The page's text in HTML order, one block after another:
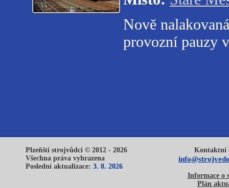
Nově
provozní pauzy
Plzeňští strojvůdci © 2012 - 2026
Všechna práva vyhrazena
Poslední aktualizace: 3. 8. 2026
Kontaktní
Informace o
Plán